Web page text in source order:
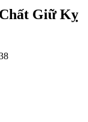
Giữ Kỵ